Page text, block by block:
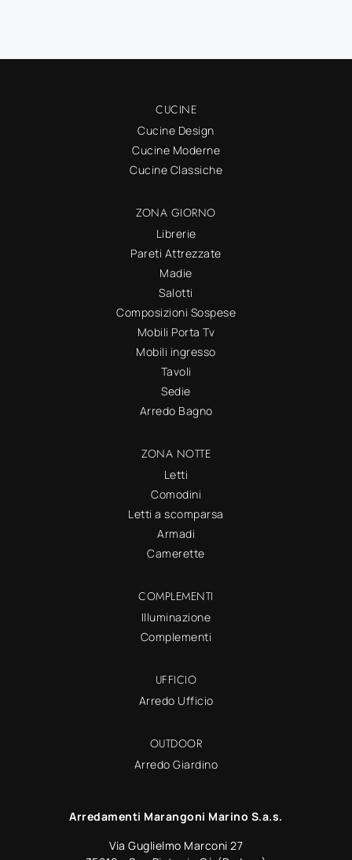
CUCINE
Cucine Design
Cucine Moderne
Cucine Classiche
ZONA GIORNO
Librerie
Pareti Attrezzate
Madie
Salotti
Composizioni Sospese
Mobili Porta Tv
Mobili ingresso
Tavoli
Sedie
Arredo Bagno
ZONA NOTTE
Letti
Comodini
Letti a scomparsa
Armadi
Camerette
COMPLEMENTI
Illuminazione
Complementi
UFFICIO
Arredo Ufficio
OUTDOOR
Arredo Giardino
Arredamenti Marangoni Marino S.a.s.
Via Guglielmo Marconi 27